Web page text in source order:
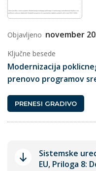
Objavljeno november
Ključne besede
Modernizacija
prenovo programov
PRENESI GRADIVO
Sistemske
EU, Priloga 8: